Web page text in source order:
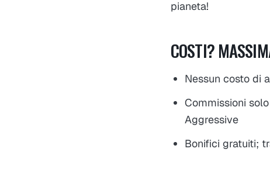
pianeta!
COSTI?
Nessun costo di
Commissioni
Aggressive
Bonifici gratuiti;